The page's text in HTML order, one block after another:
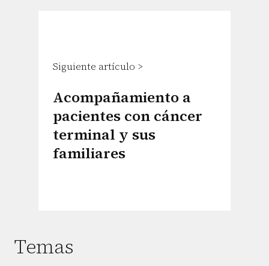
Siguiente artículo >
Acompañamiento a
pacientes con cáncer
terminal y sus
familiares
Temas